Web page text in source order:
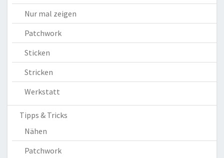
Nur mal zeigen
Patchwork
Sticken
Stricken
Werkstatt
Tipps & Tricks
Nähen
Patchwork